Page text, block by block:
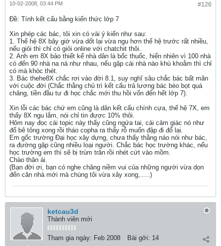
#126
10-02-2008, 03:44 PM
Ðề: Tính kết cấu bằng kiến thức lớp 7
Xin phép các bác, tôi xin có vài ý kiến như sau:
1. Thế hệ 8X bây giờ vừa dốt lại vừa ngu hơn thế hệ trước rất nhiều,
nếu giỏi thì chỉ có giỏi online với chatchit thôi.
2. Anh em 8X bảo thiết kế nhà dân là bốc thuốc, hiển nhiên vì 100 nhà
có đến 90 nhà na ná như nhau, nếu gặp cái nhà nào khù khoằm thì chỉ
có mà khóc thét.
3. Bác thehe8X chắc rơi vào đời 8.1, suy nghĩ sâu chắc bác bất mãn
với cuộc đời (Chắc thằng chủ trì kết cấu trả lương bác bèo bọt quá
chăng, tiền đầu tư đi học chắc mới thu hồi vốn đến hết lớp 7).
Xin lỗi các bác chứ em cũng là dân kết cấu chính cựa, thế hệ 7X, em
thấy 8X ngu lắm, nói chỉ tin được 10% thôi.
Hôm nay đọc cái topic này thấy cũng ngứa tai, cái cảm giác nó như
đổ bê tông xong rồi tháo copha ra thấy rỗ muốn đập đi đổ lại.
Em gốc trường Đại học xây dựng, chưa thấy thằng náo nói như bác,
ra đường gặp cũng nhiều loại người. Chắc bác học trường khác, nếu
học trường em thì sẽ bị trùm trăn rồi nhét cứt vào mồm.
Chào thân ái.
(Bạn đời ơi, bạn có nghe chăng niềm vui của những người vừa dọn
đến căn nhà mới mà chúng tôi vừa xây xong,.....)
ketcau3d
Thành viên mới
Tham gia ngày: Feb 2008 Bài gởi: 14